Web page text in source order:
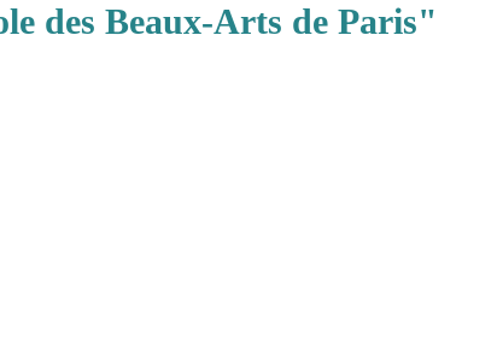
des Beaux-Arts de Paris"